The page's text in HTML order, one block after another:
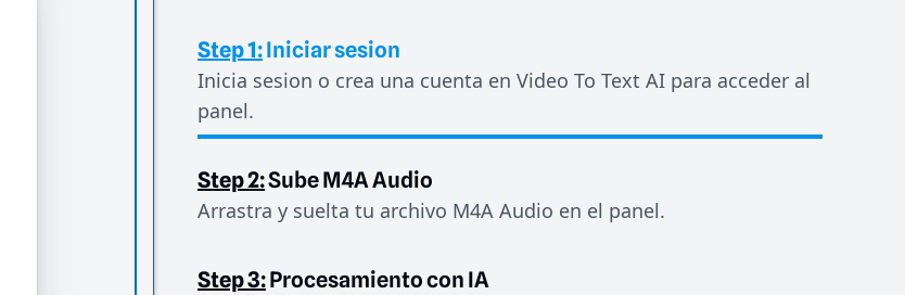
Step 1:Iniciar sesion
Inicia sesion o crea una cuenta en Video To Text AI para acceder al
panel.
Step 2:Sube M4A Audio
Arrastra y suelta tu archivo M4A Audio en el panel.
Step 3:Procesamiento con IA